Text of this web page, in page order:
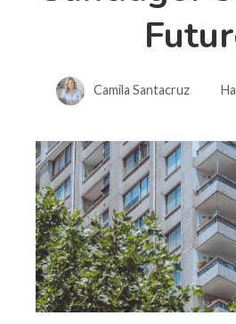
Camila Santacruz